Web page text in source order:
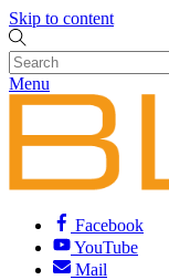
Skip to content
Menu
Facebook
YouTube
Mail